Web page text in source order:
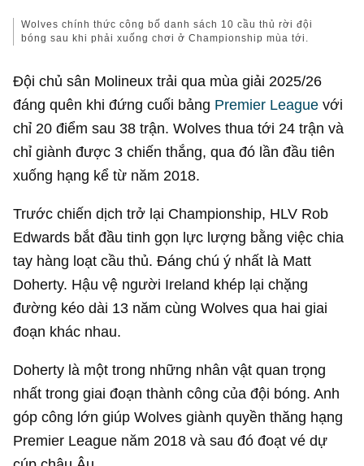
Wolves chính thức công bố danh sách 10 cầu thủ rời đội
bóng sau khi phải xuống chơi ở Championship mùa tới.
Đội chủ sân Molineux trải qua mùa giải 2025/26
đáng quên khi đứng cuối bảng Premier League với
chỉ 20 điểm sau 38 trận. Wolves thua tới 24 trận và
chỉ giành được 3 chiến thắng, qua đó lần đầu tiên
xuống hạng kể từ năm 2018.
Trước chiến dịch trở lại Championship, HLV Rob
Edwards bắt đầu tinh gọn lực lượng bằng việc chia
tay hàng loạt cầu thủ. Đáng chú ý nhất là Matt
Doherty. Hậu vệ người Ireland khép lại chặng
đường kéo dài 13 năm cùng Wolves qua hai giai
đoạn khác nhau.
Doherty là một trong những nhân vật quan trọng
nhất trong giai đoạn thành công của đội bóng. Anh
góp công lớn giúp Wolves giành quyền thăng hạng
Premier League năm 2018 và sau đó đoạt vé dự